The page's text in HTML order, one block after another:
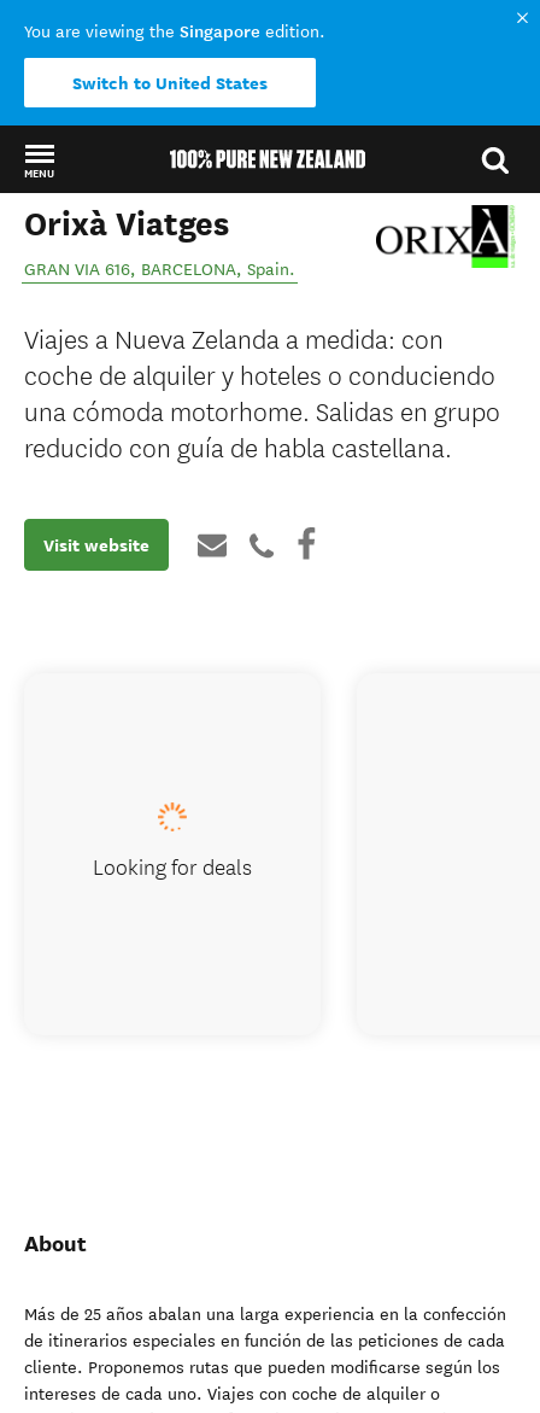
You are viewing the Singapore edition.
Switch to United States
MENU
Back to my results
Orixà Viatges
GRAN VIA 616, BARCELONA, Spain.
Viajes a Nueva Zelanda a medida: con
coche de alquiler y hoteles o conduciendo
una cómoda motorhome. Salidas en grupo
reducido con guía de habla castellana.
Visit website
About
Más de 25 años abalan una larga experiencia en la confección
de itinerarios especiales en función de las peticiones de cada
cliente. Proponemos rutas que pueden modificarse según los
intereses de cada uno. Viajes con coche de alquiler o
Looking for deals